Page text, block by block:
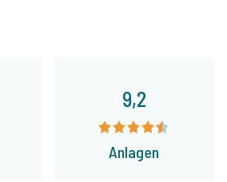
9,2
Anlagen